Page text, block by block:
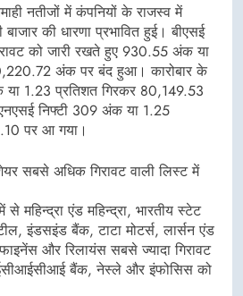
नतीजों में कंपनियों के राजस्व में
की धारणा प्रभावित हुई। बीएसई
को जारी रखते हुए 930.55 अंक या
अंक पर बंद हुआ। कारोबार के
1.23 प्रतिशत गिरकर 80,149.53
निफ्टी 309 अंक या 1.25
पर आ गया।
सबसे अधिक गिरावट वाली लिस्ट में
एंड महिन्द्रा, भारतीय स्टेट
इंडसइंड बैंक, टाटा मोटर्स, लार्सन एंड
और रिलायंस सबसे ज्यादा गिरावट
बैंक, नेस्ले और इंफोसिस को